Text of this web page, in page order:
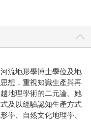
流地形學博士學位及地
想，重視知識生產與再
地理學術的二元論。她
及以經驗認知生產方式
學、自然文化地理學、